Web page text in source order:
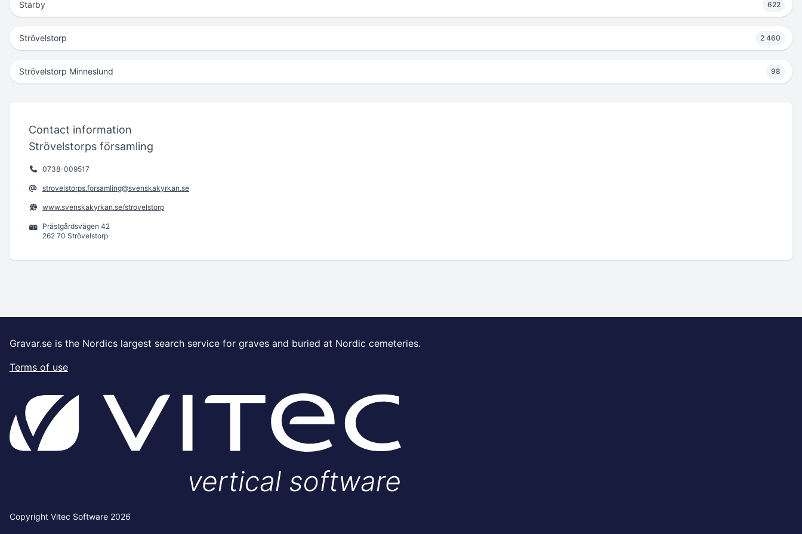
Starby 622
Strövelstorp 2 460
Strövelstorp Minneslund 98
Contact information
Strövelstorps församling
0738-009517
strovelstorps.forsamling@svenskakyrkan.se
www.svenskakyrkan.se/strovelstorp
Prästgårdsvägen 42
262 70 Strövelstorp
Gravar.se is the Nordics largest search service for graves and buried at Nordic cemeteries.
Terms of use
Copyright Vitec Software 2026